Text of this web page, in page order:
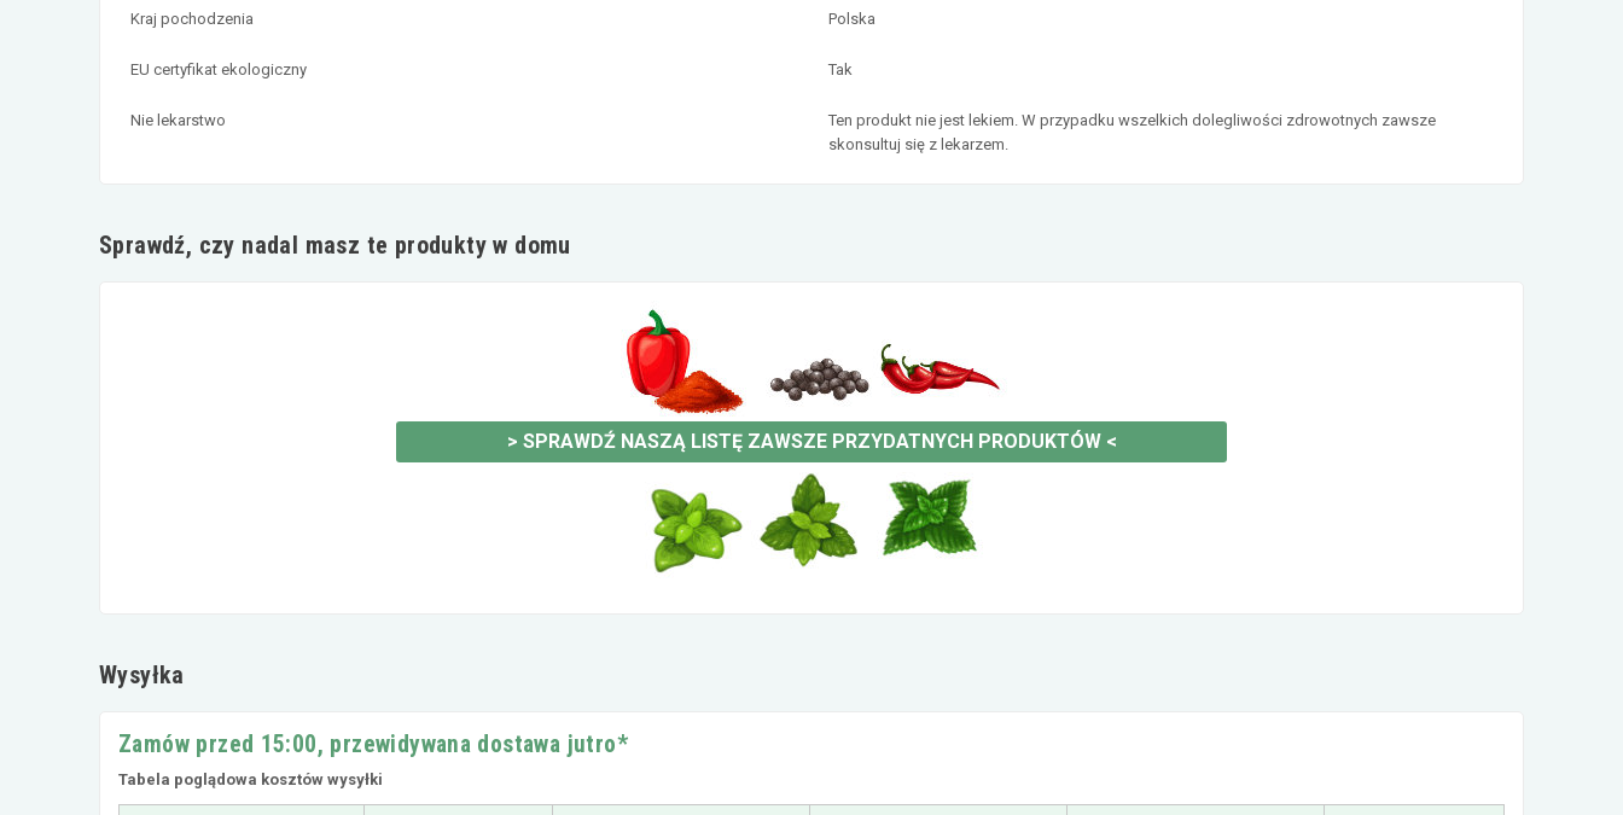
Kraj pochodzenia Polska
EU certyfikat ekologiczny Tak
Nie lekarstwo
Ten produkt nie jest lekiem. W przypadku wszelkich dolegliwości zdrowotnych zawsze
skonsultuj się z lekarzem.
Sprawdź, czy nadal masz te produkty w domu
> SPRAWDŹ NASZĄ LISTĘ ZAWSZE PRZYDATNYCH PRODUKTÓW<
Wysyłka
Zamów przed 15:00, przewidywana dostawa jutro*
Tabela poglądowa kosztów wysyłki